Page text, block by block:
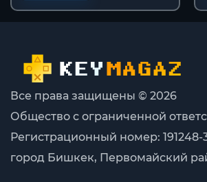
Все права защищены © 2026
Общество с ограниченной
Регистрационный номер:
город Бишкек, Первомайский